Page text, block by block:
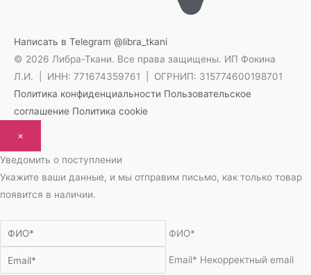
Написать в Telegram @libra_tkani
© 2026 Либра-Ткани. Все права защищены. ИП Фокина
Л.И. | ИНН: 771674359761 | ОГРНИП: 315774600198701
Политика конфиденциальности Пользовательское
соглашение Политика cookie
×
Уведомить о поступлении
Укажите ваши данные, и мы отправим письмо, как только товар
появится в наличии.
ФИО*
Email* Некорректный email